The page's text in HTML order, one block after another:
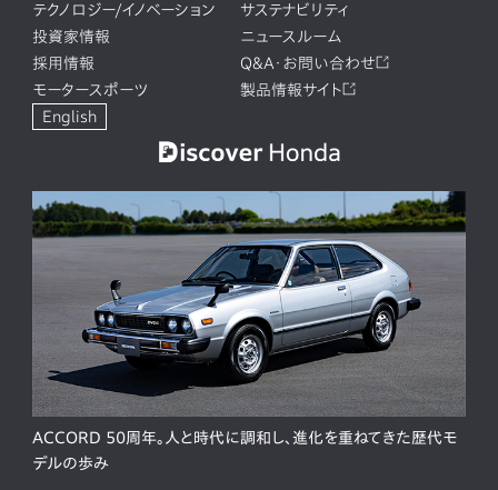
テクノロジー/イノベーション
サステナビリティ
投資家情報
ニュースルーム
採用情報
Q&A・お問い合わせ
モータースポーツ
製品情報サイト
English
ACCORD 50周年。人と時代に調和し、進化を重ねてきた歴代モ
デルの歩み